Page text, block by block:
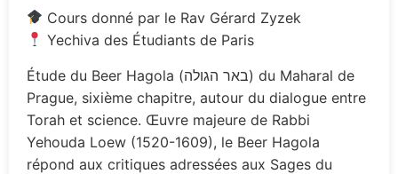
Cours donné par le Rav Gérard Zyzek
Yechiva des Étudiants de Paris
Étude du Beer Hagola (באר הגולה) du Maharal de
Prague, sixième chapitre, autour du dialogue entre
Torah et science. Œuvre majeure de Rabbi
Yehouda Loew (1520-1609), le Beer Hagola
répond aux critiques adressées aux Sages du